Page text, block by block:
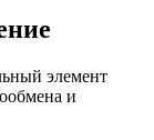
элемент
и